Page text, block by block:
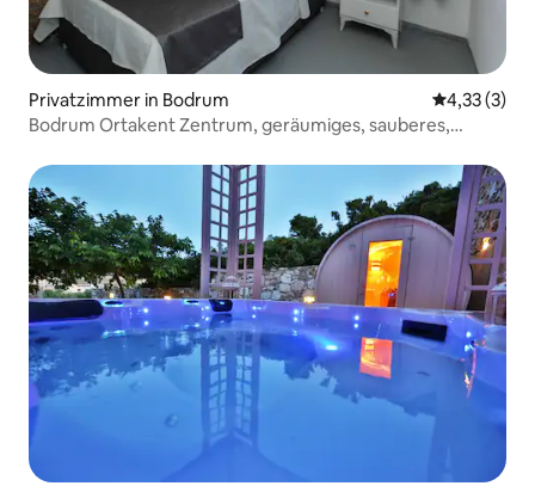
Privatzimmer in Bodrum
4,33 (3)
Bodrum Ortakent Zentrum, geräumiges, sauberes,